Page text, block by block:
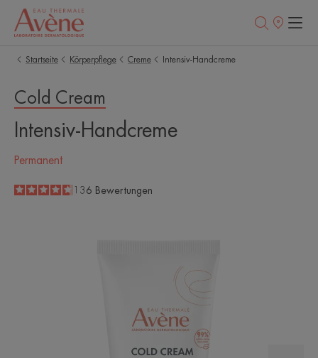
Startseite Körperpflege Creme Intensiv-Handcreme
Cold Cream
Intensiv-Handcreme
Permanent
4.6
/5136 Bewertungen